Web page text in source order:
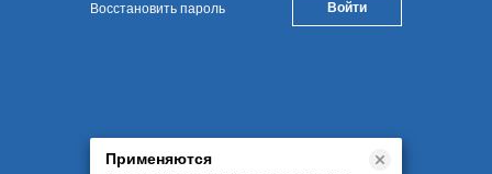
Восстановить пароль
Применяются